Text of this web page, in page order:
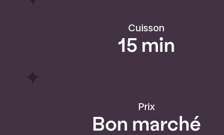
Cuisson
15 min
Prix
Bon marché